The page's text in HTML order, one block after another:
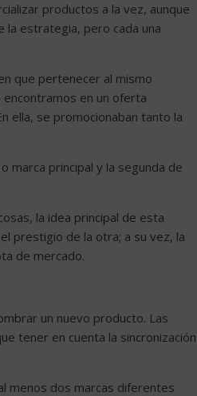
productos a la vez, aunque
la estrategia, pero cada una
que pertenecer al mismo
encontramos en un oferta
ella, se promocionaban tanto la
marca principal y la segunda de
la idea principal de esta
prestigio de la otra; a su vez, la
de mercado.
un nuevo producto. Las
tener en cuenta la sincronización
menos dos marcas diferentes